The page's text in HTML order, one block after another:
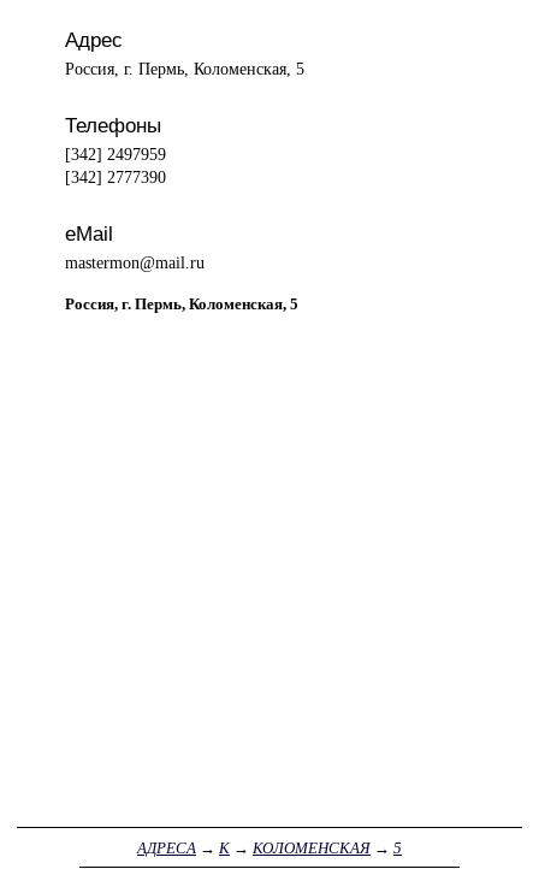
Адрес
Россия, г. Пермь, Коломенская, 5
Телефоны
[342] 2497959
[342] 2777390
eMail
mastermon@mail.ru
Россия, г. Пермь, Коломенская, 5
АДРЕСА → К → КОЛОМЕНСКАЯ → 5